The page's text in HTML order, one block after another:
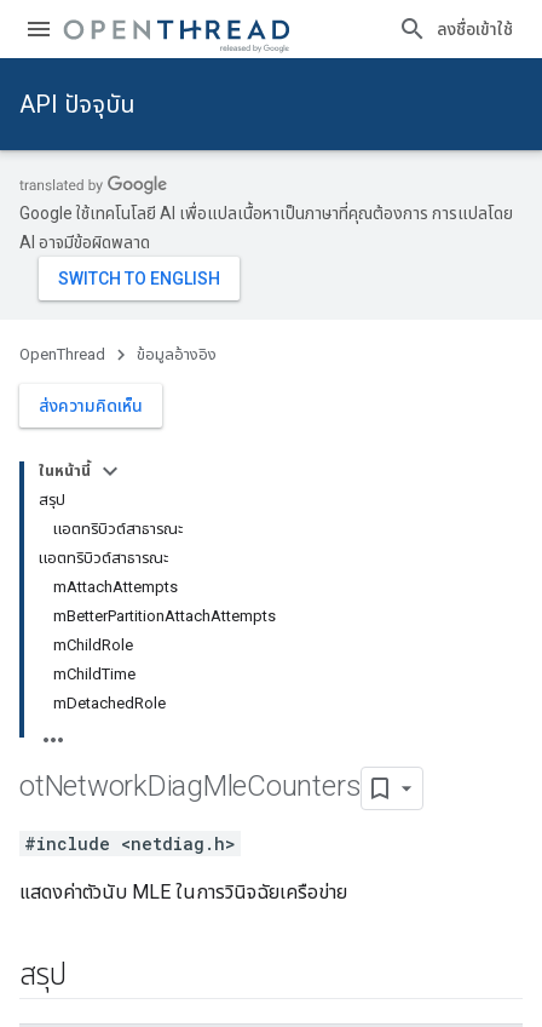
ลงชื่อเข้าใช้
API ปัจจุบัน
Google ใช้เทคโนโลยี AI เพื่อแปลเนื้อหาเป็นภาษาที่คุณต้องการ การแปลโดย
AI อาจมีข้อผิดพลาด
OpenThread ข้อมูลอ้างอิง
ส่งความคิดเห็น
ในหน้านี้
สรุป
แอตทริบิวต์สาธารณะ
แอตทริบิวต์สาธารณะ
mAttachAttempts
mBetterPartitionAttachAttempts
mChildRole
mChildTime
mDetachedRole
otNetworkDiagMleCounters
#include <netdiag.h>
แสดงค่าตัวนับ MLE ในการวินิจฉัยเครือข่าย
สรุป